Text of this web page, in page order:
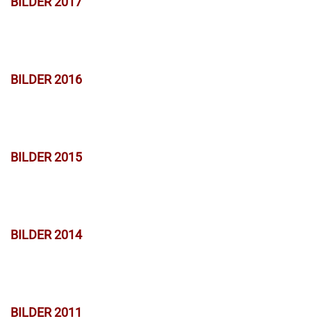
BILDER 2016
BILDER 2015
BILDER 2014
BILDER 2011